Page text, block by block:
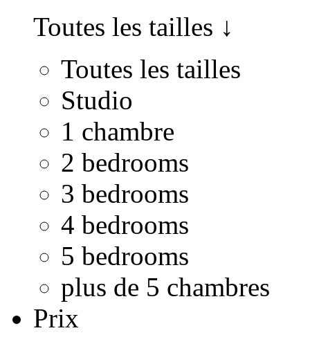
Toutes les tailles ↓
Toutes les tailles
Studio
1 chambre
2 bedrooms
3 bedrooms
4 bedrooms
5 bedrooms
plus de 5 chambres
Prix